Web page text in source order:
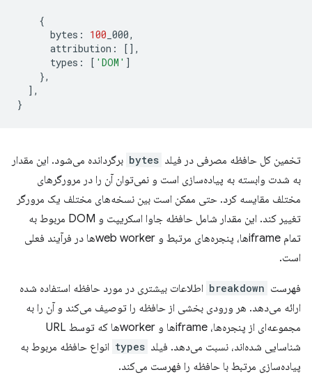
{
bytes : 100 _000,
attribution :
[],
types : [ 'DOM' ]
},
],
}
تخمین کل حافظه مصرفی در فیلد bytes برگردانده می‌شود. این مقدار
به شدت وابسته به پیاده‌سازی است و نمی‌توان آن را در مرورگرهای
مختلف مقایسه کرد. حتی ممکن است بین نسخه‌های مختلف یک مرورگر
تغییر کند. این مقدار شامل حافظه جاوا اسکریپت و DOM مربوط به
تمام iframeها، پنجره‌های مرتبط و web workerها در فرآیند فعلی
است.
فهرست breakdown اطلاعات بیشتری در مورد حافظه استفاده شده
ارائه می‌دهد. هر ورودی بخشی از حافظه را توصیف می‌کند و آن را به
مجموعه‌ای از پنجره‌ها، iframeها و workerها که توسط URL
شناسایی شده‌اند، نسبت می‌دهد. فیلد types انواع حافظه مربوط به
پیاده‌سازی مرتبط با حافظه را فهرست می‌کند.